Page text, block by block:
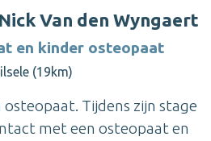
Van den Wyngaert
en kinder osteopaat
(19km)
osteopaat. Tijdens zijn stage
met een osteopaat en